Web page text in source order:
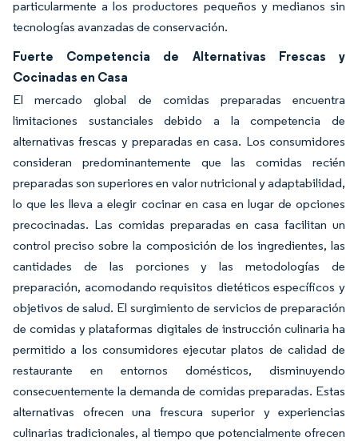
particularmente a los productores pequeños y medianos sin
tecnologías avanzadas de conservación.
Fuerte Competencia de Alternativas Frescas y
Cocinadas en Casa
El mercado global de comidas preparadas encuentra
limitaciones sustanciales debido a la competencia de
alternativas frescas y preparadas en casa. Los consumidores
consideran predominantemente que las comidas recién
preparadas son superiores en valor nutricional y adaptabilidad,
lo que les lleva a elegir cocinar en casa en lugar de opciones
precocinadas. Las comidas preparadas en casa facilitan un
control preciso sobre la composición de los ingredientes, las
cantidades de las porciones y las metodologías de
preparación, acomodando requisitos dietéticos específicos y
objetivos de salud. El surgimiento de servicios de preparación
de comidas y plataformas digitales de instrucción culinaria ha
permitido a los consumidores ejecutar platos de calidad de
restaurante en entornos domésticos, disminuyendo
consecuentemente la demanda de comidas preparadas. Estas
alternativas ofrecen una frescura superior y experiencias
culinarias tradicionales, al tiempo que potencialmente ofrecen